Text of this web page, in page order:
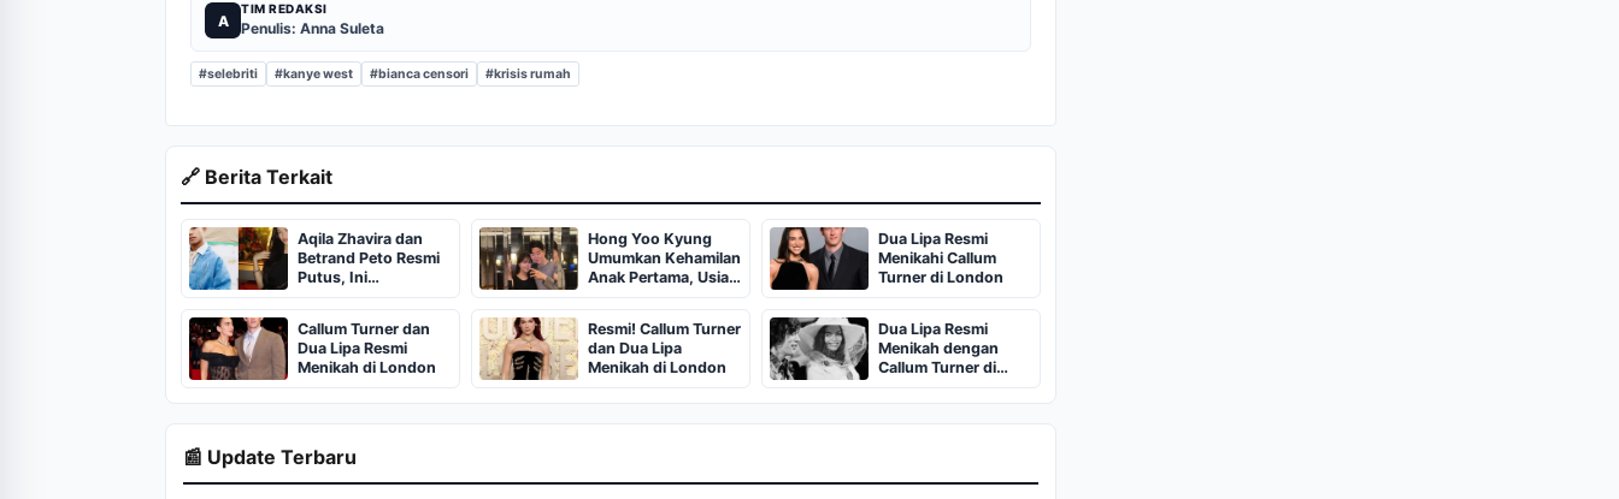
A
TIM REDAKSI
Penulis: Anna Suleta
#selebriti #kanye west #bianca censori #krisis rumah
🔗 Berita Terkait
Aqila Zhavira dan
Betrand Peto Resmi
Putus, Ini
Penjelasannya
Hong Yoo Kyung
Umumkan Kehamilan
Anak Pertama, Usia
Kandungan 16
Minggu
Dua Lipa Resmi
Menikahi Callum
Turner di London
Callum Turner dan
Dua Lipa Resmi
Menikah di London
Resmi! Callum Turner
dan Dua Lipa
Menikah di London
Dua Lipa Resmi
Menikah dengan
Callum Turner di
London
📰 Update Terbaru